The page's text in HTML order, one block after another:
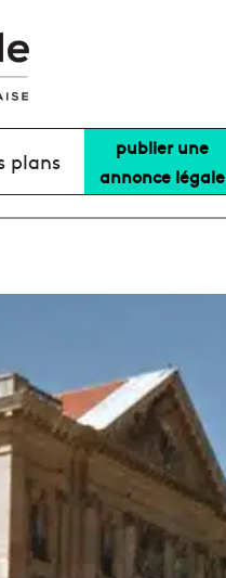
plans
publier une
annonce légale